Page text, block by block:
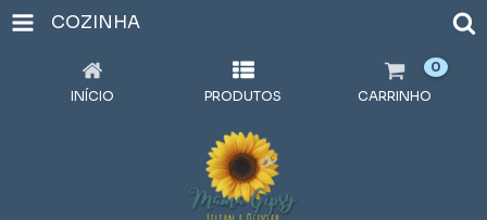
COZINHA
INÍCIO PRODUTOS CARRINHO
0